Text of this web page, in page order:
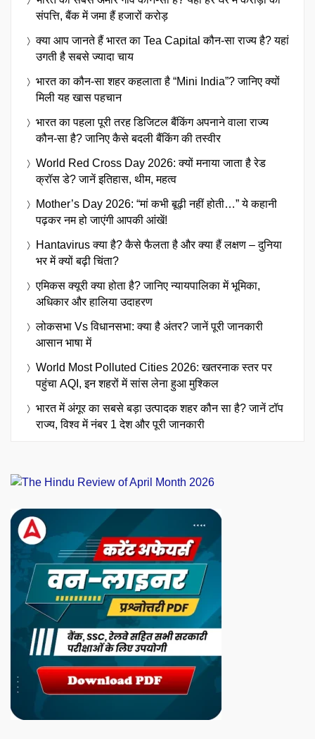
संपत्ति, बैंक में जमा हैं हजारों करोड़
क्या आप जानते हैं भारत का Tea Capital कौन-सा राज्य है? यहां
उगती है सबसे ज्यादा चाय
भारत का कौन-सा शहर कहलाता है “Mini India”? जानिए क्यों
मिली यह खास पहचान
भारत का पहला पूरी तरह डिजिटल बैंकिंग अपनाने वाला राज्य
कौन-सा है? जानिए कैसे बदली बैंकिंग की तस्वीर
World Red Cross Day 2026: क्यों मनाया जाता है रेड
क्रॉस डे? जानें इतिहास, थीम, महत्व
Mother’s Day 2026: “मां कभी बूढ़ी नहीं होती…” ये कहानी
पढ़कर नम हो जाएंगी आपकी आंखें!
Hantavirus क्या है? कैसे फैलता है और क्या हैं लक्षण – दुनिया
भर में क्यों बढ़ी चिंता?
एमिकस क्यूरी क्या होता है? जानिए न्यायपालिका में भूमिका,
अधिकार और हालिया उदाहरण
लोकसभा Vs विधानसभा: क्या है अंतर? जानें पूरी जानकारी
आसान भाषा में
World Most Polluted Cities 2026: खतरनाक स्तर पर
पहुंचा AQI, इन शहरों में सांस लेना हुआ मुश्किल
भारत में अंगूर का सबसे बड़ा उत्पादक शहर कौन सा है? जानें टॉप
राज्य, विश्व में नंबर 1 देश और पूरी जानकारी